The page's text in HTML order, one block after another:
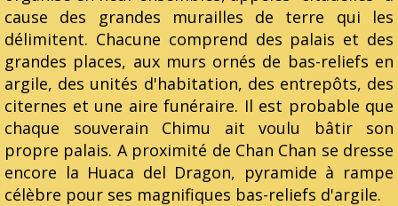
cause des grandes murailles de terre qui les
délimitent. Chacune comprend des palais et des
grandes places, aux murs ornés de bas-reliefs en
argile, des unités d'habitation, des entrepôts, des
citernes et une aire funéraire. Il est probable que
chaque souverain Chimu ait voulu bâtir son
propre palais. A proximité de Chan Chan se dresse
encore la Huaca del Dragon, pyramide à rampe
célèbre pour ses magnifiques bas-reliefs d'argile.